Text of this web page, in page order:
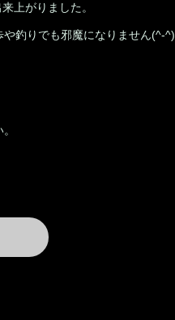
上がりました。
釣りでも邪魔になりません(^-^)